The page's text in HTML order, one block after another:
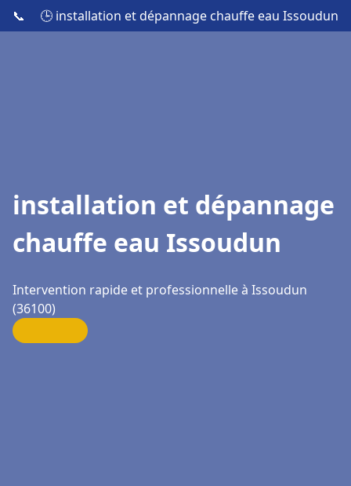
📞 🕒 installation et dépannage chauffe eau Issoudun
installation et dépannage
chauffe eau Issoudun
Intervention rapide et professionnelle à Issoudun
(36100)